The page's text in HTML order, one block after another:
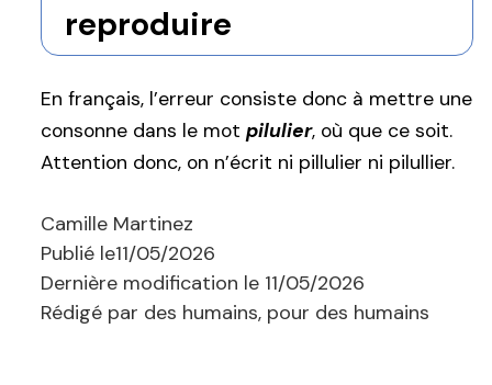
reproduire
En français, l’erreur consiste donc à mettre une
consonne dans le mot pilulier, où que ce soit.
Attention donc, on n’écrit ni pillulier ni pilullier.
Camille Martinez
Publié le11/05/2026
Dernière modification le 11/05/2026
Rédigé par des humains, pour des humains